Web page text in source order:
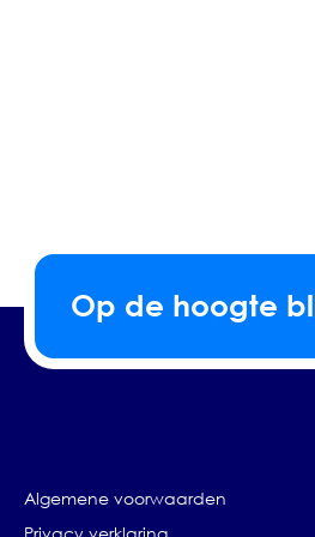
Op de hoogte
Algemene voorwaarden